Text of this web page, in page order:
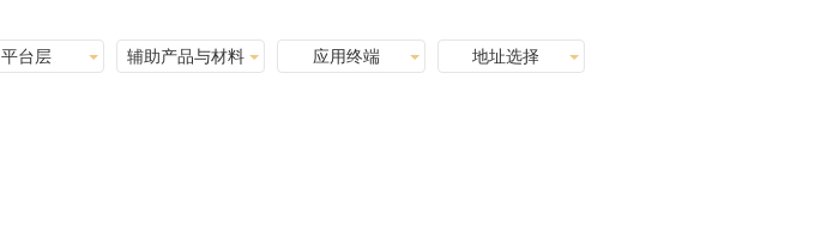
平台层 辅助产品与材料 应用终端 地址选择